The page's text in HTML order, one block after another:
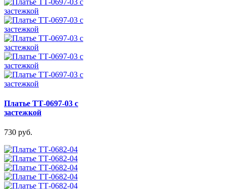
Платье ТТ-0697-03 с
застежкой
730 руб.